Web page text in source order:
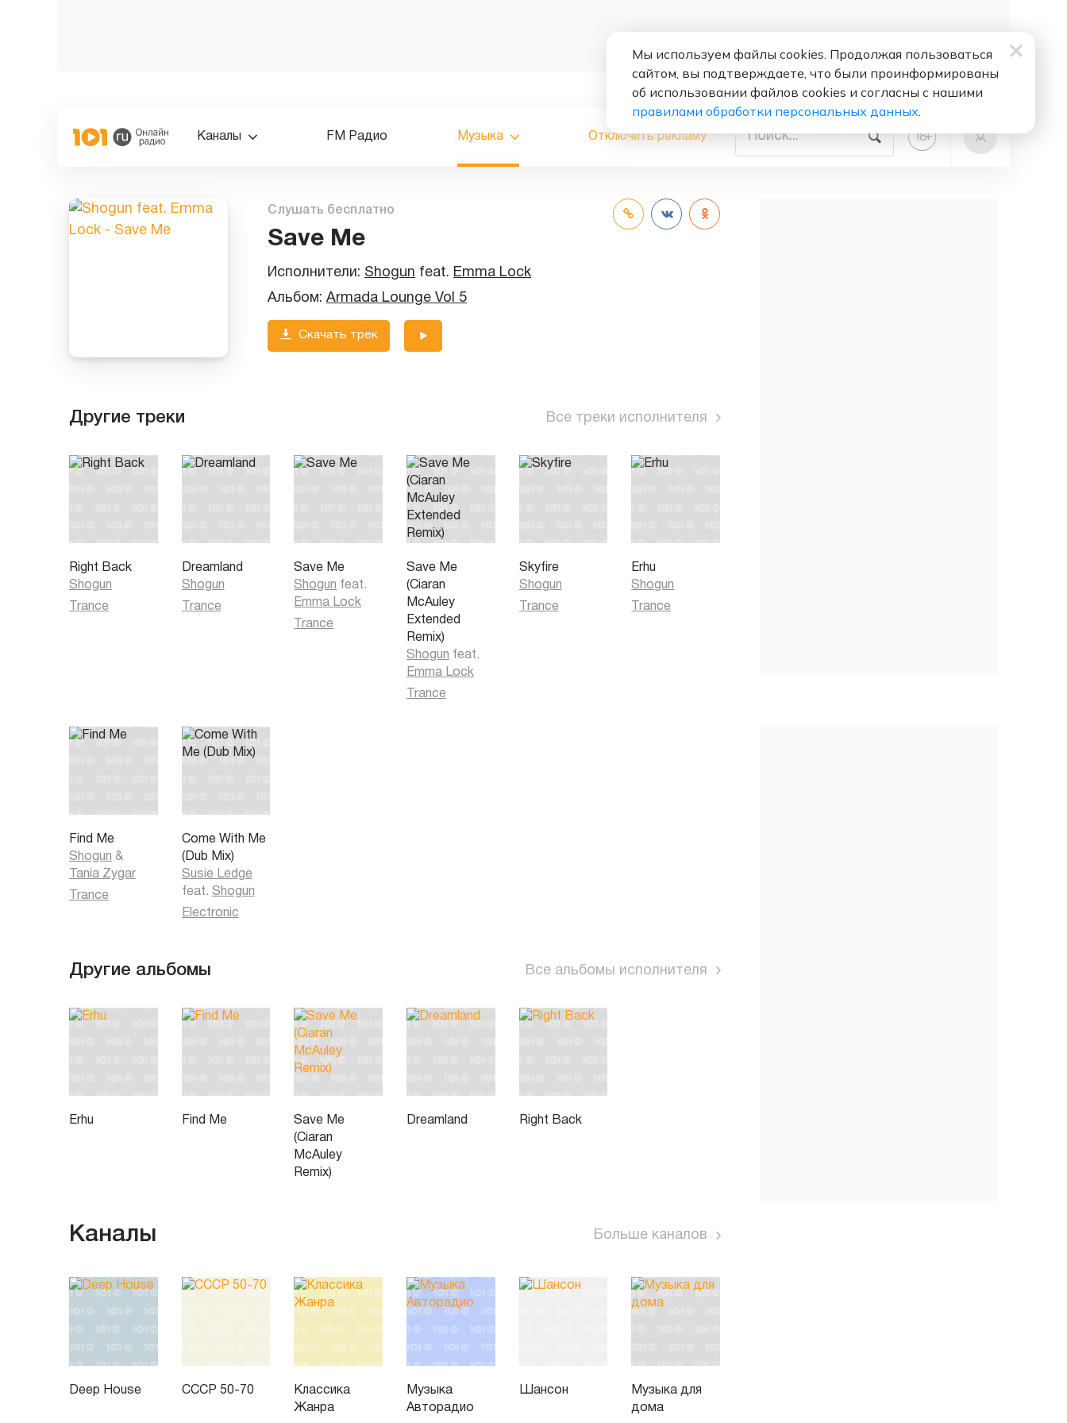
Каналы FM Радио Музыка Отключить рекламу 18+
Слушать бесплатно
Save Me
Исполнители: Shogun feat. Emma Lock
Альбом: Armada Lounge Vol 5
Скачать трек
Другие треки Все треки исполнителя
Right Back
Shogun
Trance
Dreamland
Shogun
Trance
Save Me
Shogun feat.
Emma Lock
Trance
Save Me
(Ciaran
McAuley
Extended
Remix)
Shogun feat.
Emma Lock
Trance
Skyfire
Shogun
Trance
Erhu
Shogun
Trance
Find Me
Shogun &
Tania Zygar
Trance
Come With Me
(Dub Mix)
Susie Ledge
feat. Shogun
Electronic
Другие альбомы Все альбомы исполнителя
Erhu Find Me
Save Me
(Ciaran
McAuley
Remix)
Dreamland Right Back
Каналы Больше каналов
Deep House СССР 50-70
Классика
Жанра
Музыка
Авторадио
Шансон
Музыка для
дома
Мы используем файлы cookies. Продолжая пользоваться
сайтом, вы подтверждаете, что были проинформированы
об использовании файлов cookies и согласны с нашими
правилами обработки персональных данных.